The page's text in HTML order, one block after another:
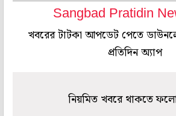
Sangbad Pratidin
খবরের টাটকা আপডেট পেতে
প্রতিদিন অ্যাপ
নিয়মিত খবরে থাকতে